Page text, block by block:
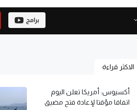
برامج
الاكثر قراءة
أكسيوس: أمريكا تعلن اليوم
اتفاقا مؤقتا لإعادة فتح مضيق